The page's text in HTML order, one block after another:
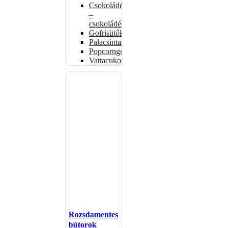
Csokoládémelegítők
–
csokoládéadagolók
Gofrisütők
Palacsintasütők
Popcorngépek
Vattacukorgép
Rozsdamentes
bútorok